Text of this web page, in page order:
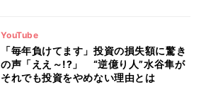
YouTube
「毎年負けてます」投資の損失額に驚き
の声「ええ～!?」 “逆億り人”水谷隼が
それでも投資をやめない理由とは